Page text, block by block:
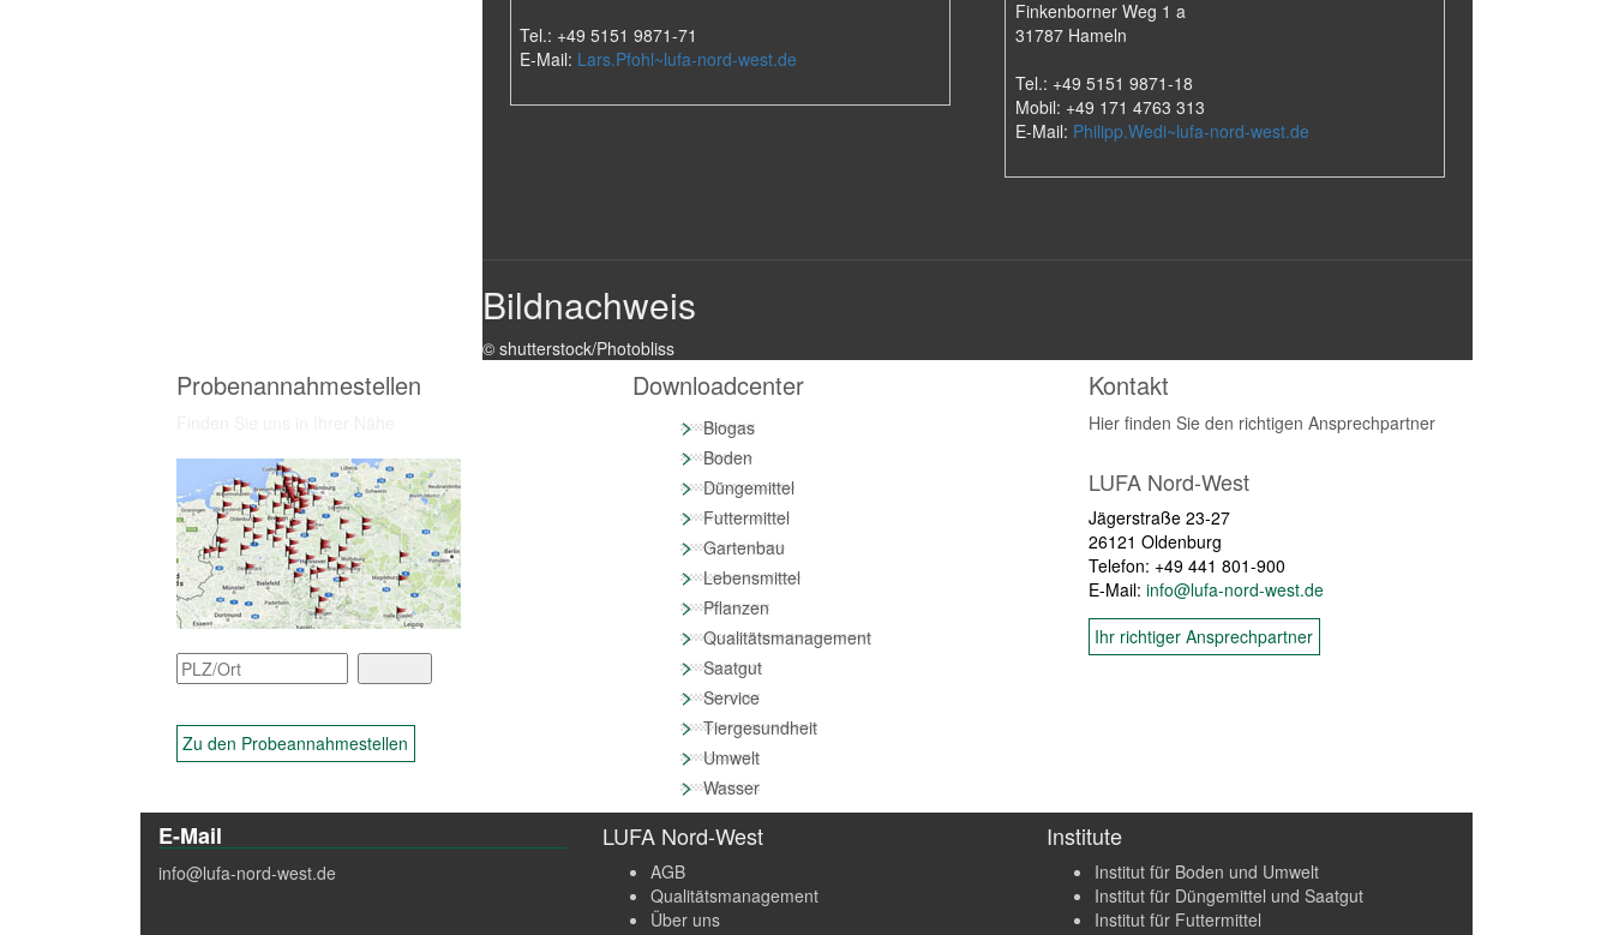
Tel.: +49 5151 9871-71
E-Mail: Lars.Pfohl~lufa-nord-west.de
Finkenborner Weg 1 a
31787 Hameln
Tel.: +49 5151 9871-18
Mobil: +49 171 4763 313
E-Mail: Philipp.Wedi~lufa-nord-west.de
Bildnachweis
© shutterstock/Photobliss
Probenannahmestellen
Zu den Probeannahmestellen
Downloadcenter
>Biogas
>Boden
>Düngemittel
>Futtermittel
>Gartenbau
>Lebensmittel
>Pflanzen
>Qualitätsmanagement
>Saatgut
>Service
>Tiergesundheit
>Umwelt
>Wasser
Kontakt
Hier finden Sie den richtigen Ansprechpartner
LUFA Nord-West
Jägerstraße 23-27
26121 Oldenburg
Telefon: +49 441 801-900
E-Mail: info@lufa-nord-west.de
Ihr richtiger Ansprechpartner
E-Mail
info@lufa-nord-west.de
LUFA Nord-West
AGB
Qualitätsmanagement
Über uns
Institute
Institut für Boden und Umwelt
Institut für Düngemittel und Saatgut
Institut für Futtermittel